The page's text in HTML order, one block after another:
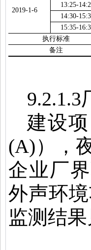
2019-1-6
1 3:25-1 4:2
1 4:30-1 5:
1 5:35-16
执行标准
备注
9.2.1.3
建设
(A)），
企业厂
外声环
监测结